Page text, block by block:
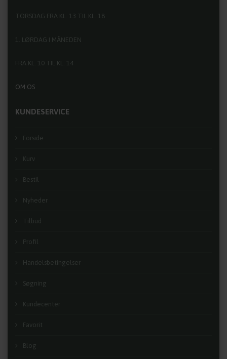
TORSDAG FRA KL. 13 TIL KL. 18
1. LØRDAG I MÅNEDEN
FRA KL. 10 TIL KL. 14
OM OS
KUNDESERVICE
Forside
Kurv
Bestil
Nyheder
Tilbud
Profil
Handelsbetingelser
Søgning
Kundecenter
Favorit
Blog